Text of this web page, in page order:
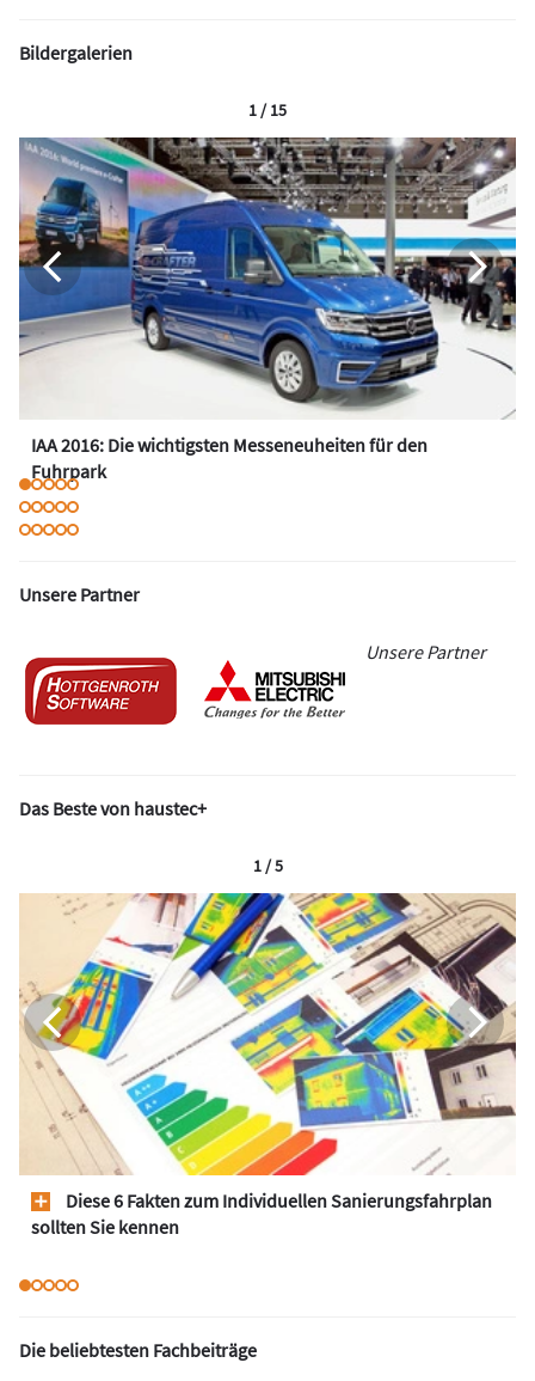
Bildergalerien
IAA 2016: Die wichtigsten Messeneuheiten für den
Fuhrpark
1 / 15
Unsere Partner
Unsere Partner
Das Beste von haustec+
Diese 6 Fakten zum Individuellen Sanierungsfahrplan
sollten Sie kennen
1 / 5
Die beliebtesten Fachbeiträge